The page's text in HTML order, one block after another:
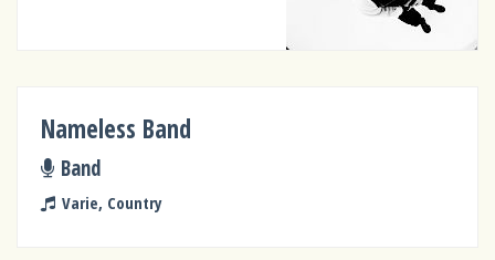
Nameless Band
Band
Varie, Country